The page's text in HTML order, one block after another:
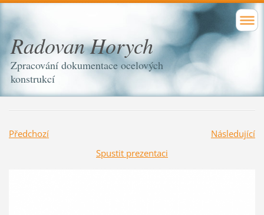
Radovan Horych
Zpracování dokumentace ocelových
konstrukcí
Předchozí
Následující
Spustit prezentaci